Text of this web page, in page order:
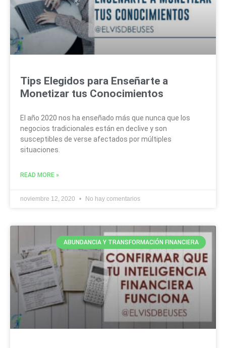
Tips Elegidos para Enseñarte a
Monetizar tus Conocimientos
El año 2020 nos ha enseñado más que nunca que los
negocios tradicionales están en declive y son
susceptibles de verse afectados por múltiples
situaciones.
READ MORE »
noviembre 12, 2020 No hay comentarios
ABUNDANCIA Y TRANSFORMACIÓN FINANCIERA